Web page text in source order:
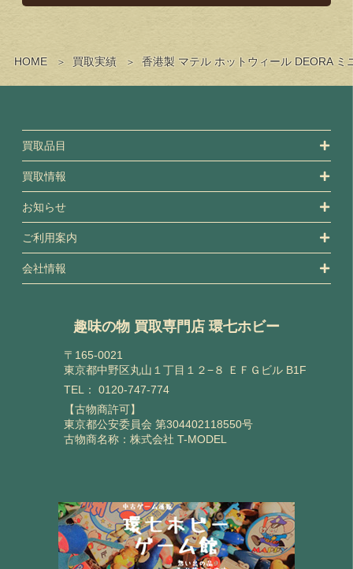
HOME 買取実績 香港製 マテル ホットウィール DEORA
買取品目
買取情報
お知らせ
ご利用案内
会社情報
趣味の物 買取専門店 環七ホビー
〒165-0021
東京都中野区丸山１丁目１２−８ ＥＦＧビル B1F
TEL： 0120-747-774
【古物商許可】
東京都公安委員会 第304402118550号
古物商名称：株式会社 T-MODEL